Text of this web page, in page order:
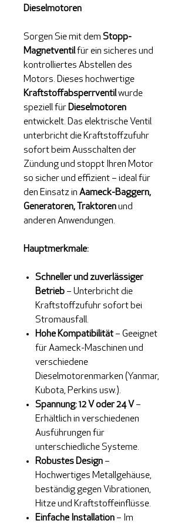
Dieselmotoren
Sorgen Sie mit dem Stopp-
Magnetventilfür ein sicheres und
kontrolliertes Abstellen des
Motors. Dieses hochwertige
Kraftstoffabsperrventilwurde
speziell für Dieselmotoren
entwickelt. Das elektrische Ventil
unterbricht die Kraftstoffzufuhr
sofort beim Ausschalten der
Zündung und stoppt Ihren Motor
so sicher und effizient – ideal für
den Einsatz in Aameck-Baggern,
Generatoren, Traktorenund
anderen Anwendungen.
Hauptmerkmale:
Schneller und zuverlässiger
Betrieb – Unterbricht die
Kraftstoffzufuhr sofort bei
Stromausfall.
Hohe Kompatibilität – Geeignet
für Aameck-Maschinen und
verschiedene
Dieselmotorenmarken (Yanmar,
Kubota, Perkins usw.).
Spannung: 12 V oder 24 V –
Erhältlich in verschiedenen
Ausführungen für
unterschiedliche Systeme.
Robustes Design –
Hochwertiges Metallgehäuse,
beständig gegen Vibrationen,
Hitze und Kraftstoffeinflüsse.
Einfache Installation – Im